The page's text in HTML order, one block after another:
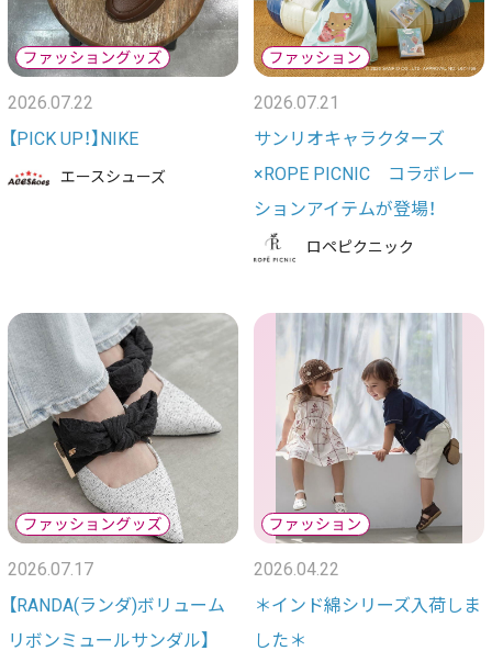
2026.07.22
【PICK UP！】NIKE
エースシューズ
2026.07.21
サンリオキャラクターズ
×ROPE PICNIC コラボレー
ションアイテムが登場！
ロペピクニック
2026.07.17
【RANDA(ランダ)ボリューム
リボンミュールサンダル】
2026.04.22
＊インド綿シリーズ入荷しま
した＊